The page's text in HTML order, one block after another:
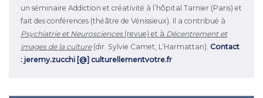
un séminaire Addiction et créativité à l’hôpital Tarnier (Paris) et
fait des conférences (théâtre de Vénissieux). Il a contribué à
Psychiatrie et Neurosciences(revue) et à Décentrement et
images de la culture(dir. Sylvie Camet, L’Harmattan). Contact
: jeremy.zucchi [@] culturellementvotre.fr